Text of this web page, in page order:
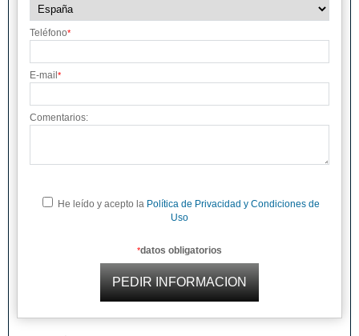
Teléfono*
E-mail *
Comentarios:
He leído y acepto la Política de Privacidad y Condiciones de
Uso
*datos obligatorios